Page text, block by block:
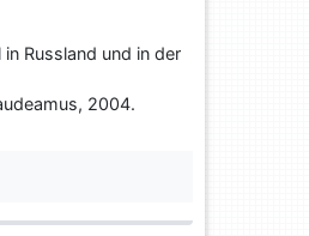
Russland und in der
2004.